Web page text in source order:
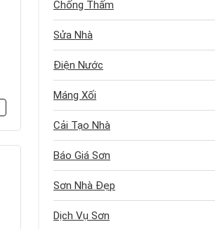
Chống Thấm
Sửa Nhà
Điện Nước
Máng Xối
Cải Tạo Nhà
Báo Giá Sơn
Sơn Nhà Đẹp
Dịch Vụ Sơn